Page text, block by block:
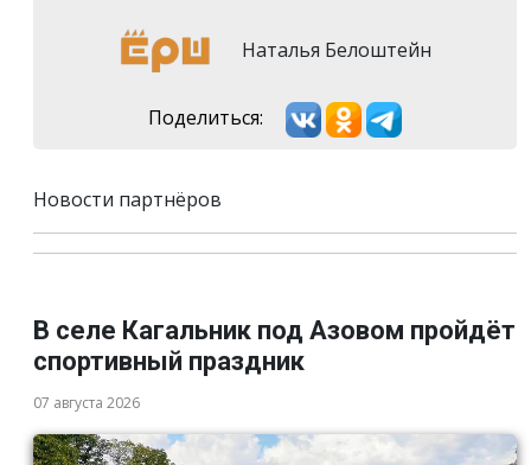
Наталья Белоштейн
Поделиться:
Новости партнёров
В селе Кагальник под Азовом пройдёт
спортивный праздник
07 августа 2026